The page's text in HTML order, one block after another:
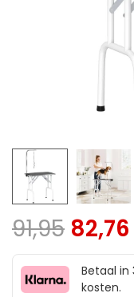
91,95 82,76
Betaal in
kosten.